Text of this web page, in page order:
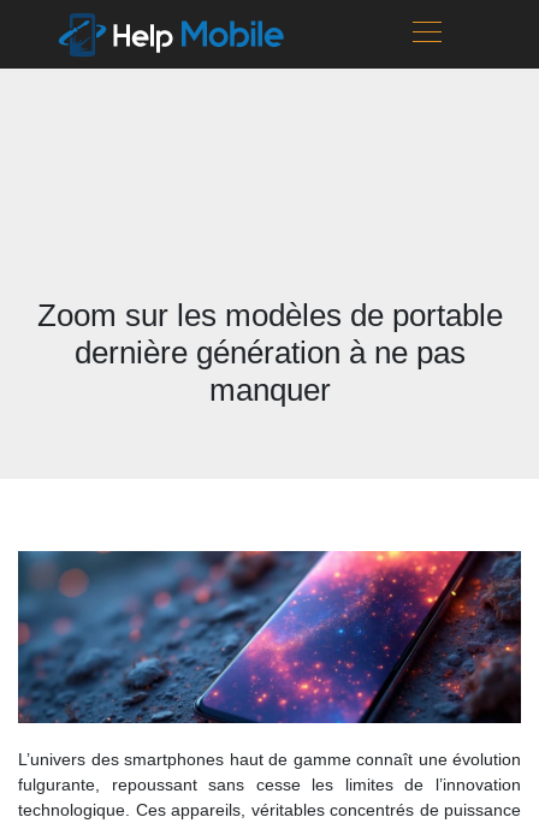
Zoom sur les modèles de portable
dernière génération à ne pas
manquer
L’univers des smartphones haut de gamme connaît une évolution
fulgurante, repoussant sans cesse les limites de l’innovation
technologique. Ces appareils, véritables concentrés de puissance